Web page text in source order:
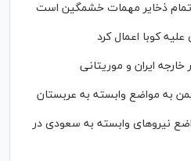
اتمام ذخایر مهمات خشمگین است
کوبا اعمال کرد
ایران و موریتانی
به مواضع وابسته به عربستان
نیرو‌های وابسته به سعودی در